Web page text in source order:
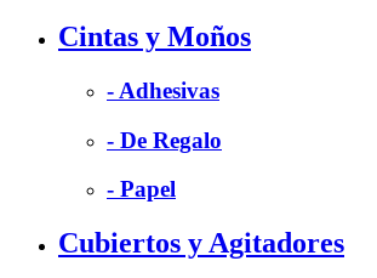
Cintas y Moños
- Adhesivas
- De Regalo
- Papel
Cubiertos y Agitadores